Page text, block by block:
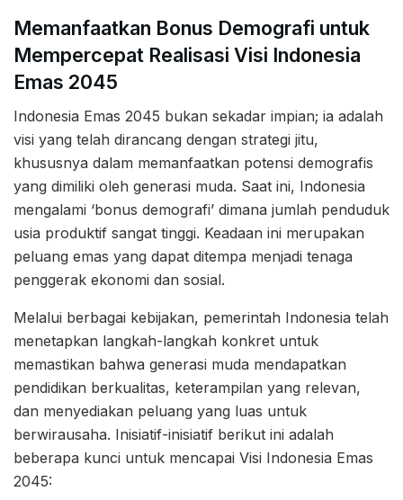
Memanfaatkan Bonus Demografi untuk
Mempercepat Realisasi Visi Indonesia
Emas 2045
Indonesia Emas 2045 bukan sekadar impian; ia adalah
visi yang telah dirancang dengan strategi jitu,
khususnya dalam memanfaatkan potensi demografis
yang dimiliki oleh generasi muda. Saat ini, Indonesia
mengalami ‘bonus demografi’ dimana jumlah penduduk
usia produktif sangat tinggi. Keadaan ini merupakan
peluang emas yang dapat ditempa menjadi tenaga
penggerak ekonomi dan sosial.
Melalui berbagai kebijakan, pemerintah Indonesia telah
menetapkan langkah-langkah konkret untuk
memastikan bahwa generasi muda mendapatkan
pendidikan berkualitas, keterampilan yang relevan,
dan menyediakan peluang yang luas untuk
berwirausaha. Inisiatif-inisiatif berikut ini adalah
beberapa kunci untuk mencapai Visi Indonesia Emas
2045: